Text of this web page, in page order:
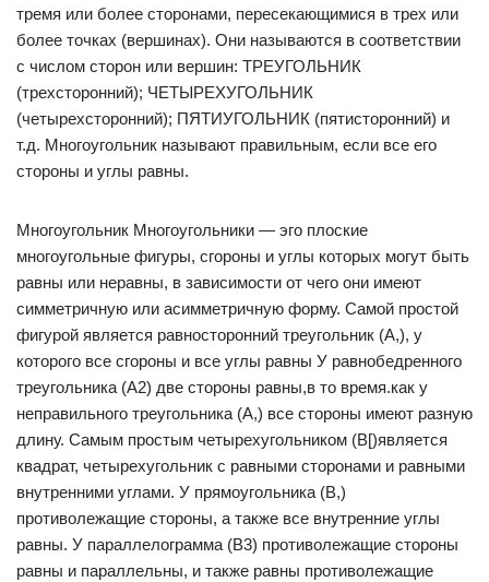
тремя или более сторонами, пересекающимися в трех или
более точках (вершинах). Они называются в соответствии
с числом сторон или вершин: ТРЕУГОЛЬНИК
(трехсторонний); ЧЕТЫРЕХУГОЛЬНИК
(четырехсторонний); ПЯТИУГОЛЬНИК (пятисторонний) и
т.д. Многоугольник называют правильным, если все его
стороны и углы равны.
Многоугольник Многоугольники — эго плоские
многоугольные фигуры, сгороны и углы которых могут быть
равны или неравны, в зависимости от чего они имеют
симметричную или асимметричную форму. Самой простой
фигурой является равносторонний треугольник (А,), у
которого все сгороны и все углы равны У равнобедренного
треугольника (А2) две стороны равны,в то время.как у
неправильного треугольника (А,) все стороны имеют разную
длину. Самым простым четырехугольником (В[)является
квадрат, четырехугольник с равными сторонами и равными
внутренними углами. У прямоугольника (В,)
противолежащие стороны, а также все внутренние углы
равны. У параллелограмма (В3) противолежащие стороны
равны и параллельны, и также равны противолежащие